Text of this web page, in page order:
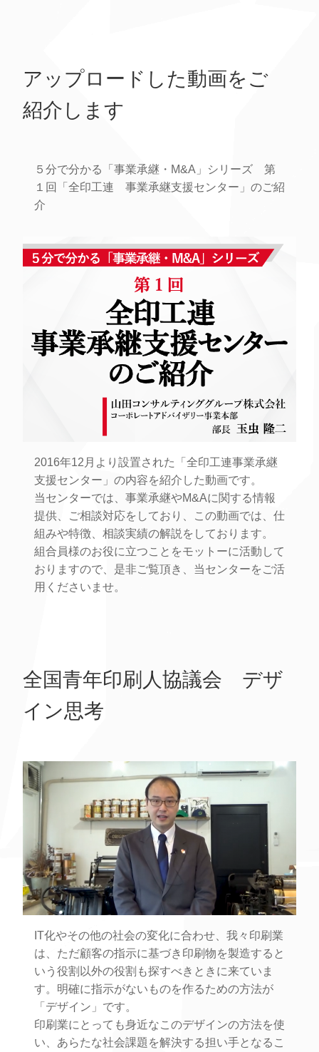
アップロードした動画をご
紹介します
５分で分かる「事業承継・M&A」シリーズ 第
１回「全印工連 事業承継支援センター」のご紹
介
2016年12月より設置された「全印工連事業承継
支援センター」の内容を紹介した動画です。
当センターでは、事業承継やM&Aに関する情報
提供、ご相談対応をしており、この動画では、仕
組みや特徴、相談実績の解説をしております。
組合員様のお役に立つことをモットーに活動して
おりますので、是非ご覧頂き、当センターをご活
用くださいませ。
全国青年印刷人協議会 デザ
イン思考
IT化やその他の社会の変化に合わせ、我々印刷業
は、ただ顧客の指示に基づき印刷物を製造すると
いう役割以外の役割も探すべきときに来ていま
す。明確に指示がないものを作るための方法が
「デザイン」です。
印刷業にとっても身近なこのデザインの方法を使
い、あらたな社会課題を解決する担い手となるこ